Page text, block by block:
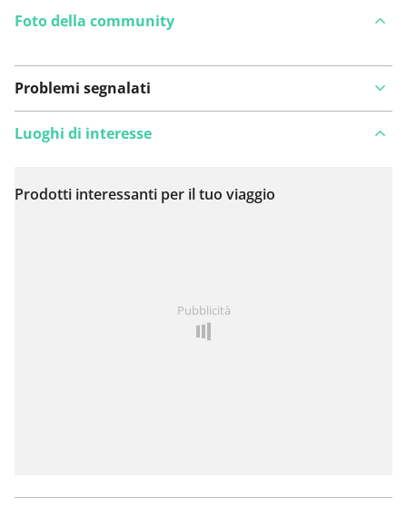
Foto della community
Problemi segnalati
Visualizza sulla mappa
Luoghi di interesse
Prodotti interessanti per il tuo viaggio
Pubblicità